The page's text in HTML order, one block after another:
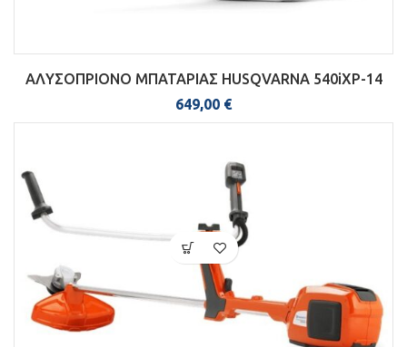
ΑΛΥΣΟΠΡΙΟΝΟ ΜΠΑΤΑΡΙΑΣ HUSQVARNA 540iXP-14
649,00 €